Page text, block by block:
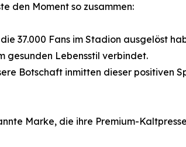
den Moment so zusammen:
37.000 Fans im Stadion ausgelöst
gesunden Lebensstil verbindet.
Botschaft inmitten dieser positiven
Marke, die ihre Premium-